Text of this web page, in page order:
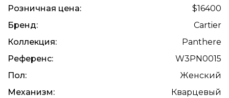
Розничная цена:
$16400
Бренд:
Cartier
Коллекция:
Panthere
Референс:
W3PN0015
Пол:
Женский
Механизм:
Кварцевый